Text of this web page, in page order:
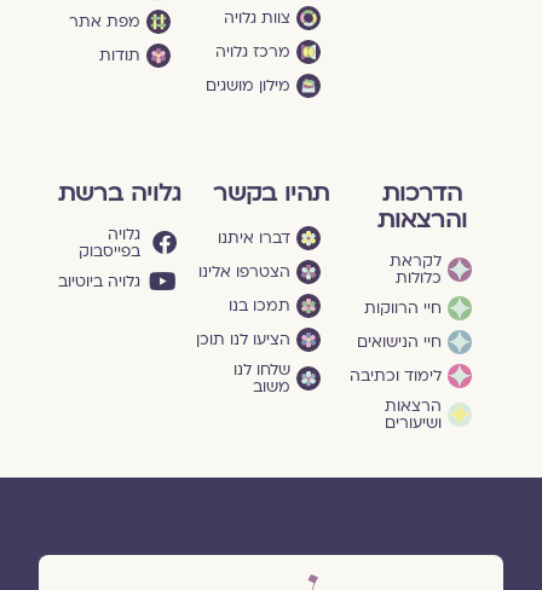
צוות גלויה
מרכז גלויה
מילון מושגים
מפת אתר
תודות
הדרכות
והרצאות
לקראת
כלולות
חיי הרווקות
חיי הנישואים
לימוד וכתיבה
הרצאות
ושיעורים
תהיו בקשר
דברו איתנו
הצטרפו אלינו
תמכו בנו
הציעו לנו תוכן
שלחו לנו
משוב
גלויה ברשת
גלויה
בפייסבוק
גלויה ביוטיוב